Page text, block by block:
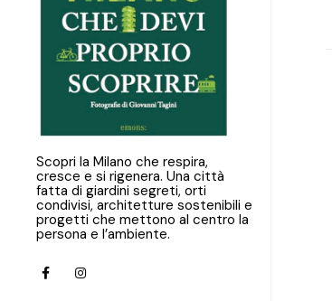
Scopri la Milano che respira,
cresce e si rigenera. Una città
fatta di giardini segreti, orti
condivisi, architetture sostenibili e
progetti che mettono al centro la
persona e l’ambiente.